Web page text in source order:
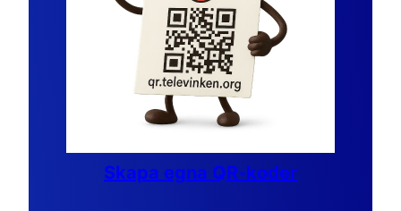
Skapa egna QR-koder